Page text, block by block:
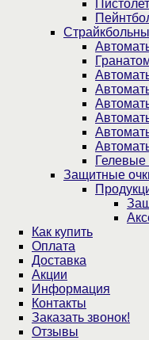
Защитные
Как купить
Оплата
Доставка
Акции
Информация
Контакты
Заказать звонок!
Отзывы